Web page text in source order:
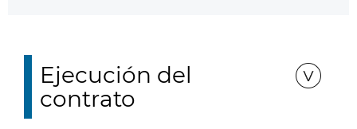
Ejecución del
contrato